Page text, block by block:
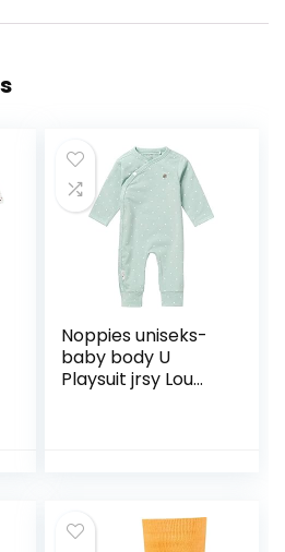
Noppies uniseks-
baby body U
Playsuit jrsy Lou